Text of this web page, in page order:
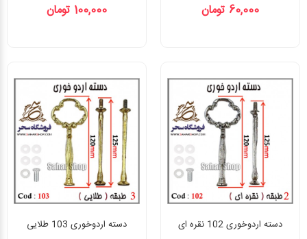
60,000 تومان 100,000 تومان
دسته اردوخوری 102 نقره ای دسته اردوخوری 103 طلایی